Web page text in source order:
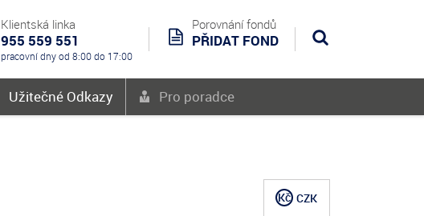
Klientská linka
955 559 551
pracovní dny od 8:00 do 17:00
Porovnání fondů
PŘIDAT FOND
Užitečné Odkazy Pro poradce
Kč CZK